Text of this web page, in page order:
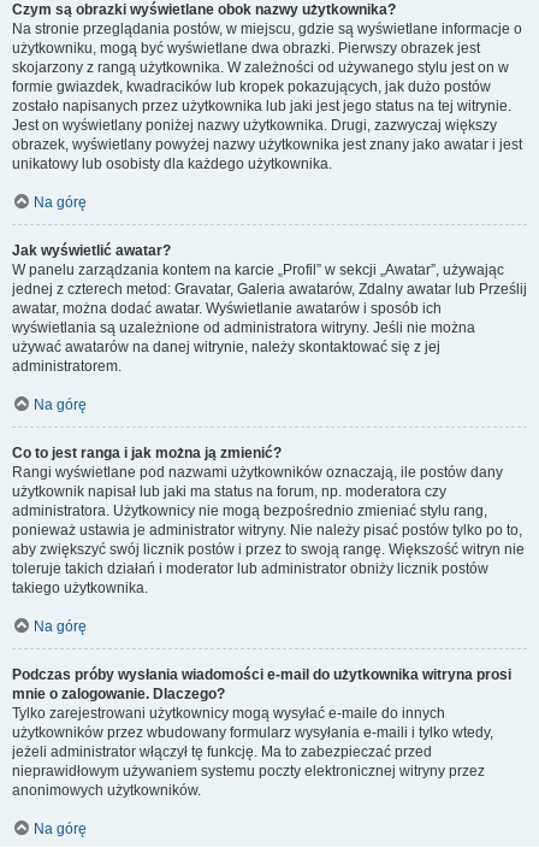
Czym są obrazki wyświetlane obok nazwy użytkownika?
Na stronie przeglądania postów, w miejscu, gdzie są wyświetlane informacje o
użytkowniku, mogą być wyświetlane dwa obrazki. Pierwszy obrazek jest
skojarzony z rangą użytkownika. W zależności od używanego stylu jest on w
formie gwiazdek, kwadracików lub kropek pokazujących, jak dużo postów
zostało napisanych przez użytkownika lub jaki jest jego status na tej witrynie.
Jest on wyświetlany poniżej nazwy użytkownika. Drugi, zazwyczaj większy
obrazek, wyświetlany powyżej nazwy użytkownika jest znany jako awatar i jest
unikatowy lub osobisty dla każdego użytkownika.
Na górę
Jak wyświetlić awatar?
W panelu zarządzania kontem na karcie „Profil” w sekcji „Awatar”, używając
jednej z czterech metod: Gravatar, Galeria awatarów, Zdalny awatar lub Prześlij
awatar, można dodać awatar. Wyświetlanie awatarów i sposób ich
wyświetlania są uzależnione od administratora witryny. Jeśli nie można
używać awatarów na danej witrynie, należy skontaktować się z jej
administratorem.
Na górę
Co to jest ranga i jak można ją zmienić?
Rangi wyświetlane pod nazwami użytkowników oznaczają, ile postów dany
użytkownik napisał lub jaki ma status na forum, np. moderatora czy
administratora. Użytkownicy nie mogą bezpośrednio zmieniać stylu rang,
ponieważ ustawia je administrator witryny. Nie należy pisać postów tylko po to,
aby zwiększyć swój licznik postów i przez to swoją rangę. Większość witryn nie
toleruje takich działań i moderator lub administrator obniży licznik postów
takiego użytkownika.
Na górę
Podczas próby wysłania wiadomości e-mail do użytkownika witryna prosi
mnie o zalogowanie. Dlaczego?
Tylko zarejestrowani użytkownicy mogą wysyłać e-maile do innych
użytkowników przez wbudowany formularz wysyłania e-maili i tylko wtedy,
jeżeli administrator włączył tę funkcję. Ma to zabezpieczać przed
nieprawidłowym używaniem systemu poczty elektronicznej witryny przez
anonimowych użytkowników.
Na górę